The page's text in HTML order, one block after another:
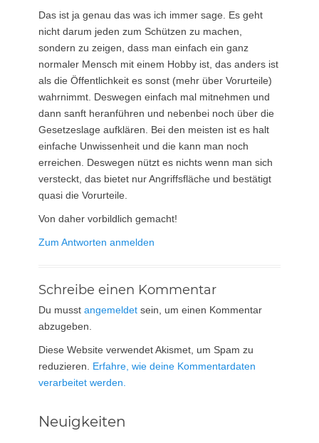
Das ist ja genau das was ich immer sage. Es geht
nicht darum jeden zum Schützen zu machen,
sondern zu zeigen, dass man einfach ein ganz
normaler Mensch mit einem Hobby ist, das anders ist
als die Öffentlichkeit es sonst (mehr über Vorurteile)
wahrnimmt. Deswegen einfach mal mitnehmen und
dann sanft heranführen und nebenbei noch über die
Gesetzeslage aufklären. Bei den meisten ist es halt
einfache Unwissenheit und die kann man noch
erreichen. Deswegen nützt es nichts wenn man sich
versteckt, das bietet nur Angriffsfläche und bestätigt
quasi die Vorurteile.
Von daher vorbildlich gemacht!
Zum Antworten anmelden
Schreibe einen Kommentar
Du musst angemeldet sein, um einen Kommentar
abzugeben.
Diese Website verwendet Akismet, um Spam zu
reduzieren. Erfahre, wie deine Kommentardaten
verarbeitet werden.
Neuigkeiten